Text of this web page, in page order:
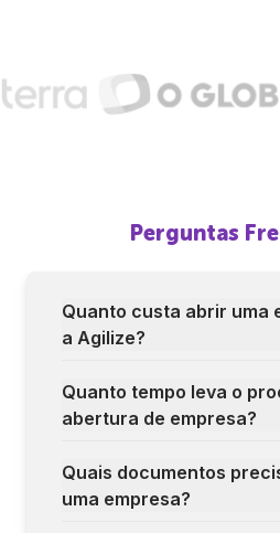
Perguntas
Quanto custa abrir uma
a Agilize?
Quanto tempo leva o
abertura de empresa?
Quais documentos
uma empresa?